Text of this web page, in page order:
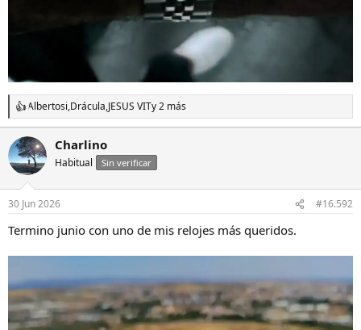
R
e
a
c
c
i
o
n
e
s
Albertosi,Drácula,JESUS VITy 2 más
Charlino
Habitual Sin verificar
30 Jun 2026 #16.592
Termino junio con uno de mis relojes más queridos.